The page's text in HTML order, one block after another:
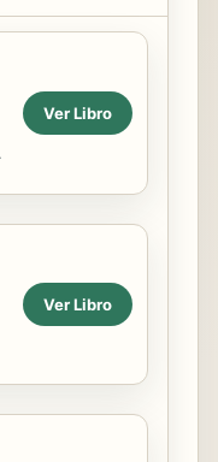
Ver Libro
Ver Libro